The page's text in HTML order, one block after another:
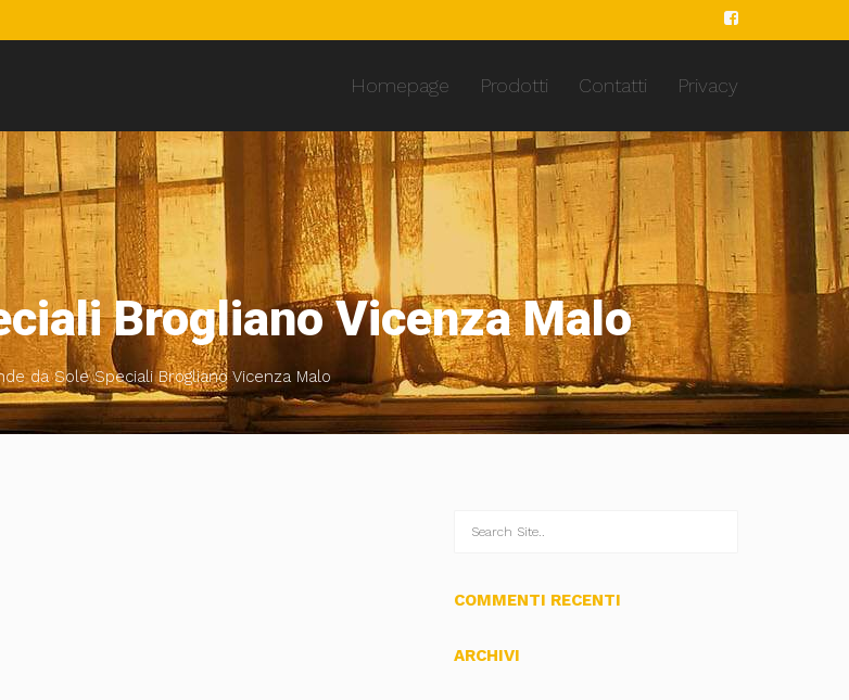
Homepage Prodotti Contatti Privacy
Brogliano Vicenza Malo
da Sole Speciali Brogliano Vicenza Malo
COMMENTI RECENTI
ARCHIVI